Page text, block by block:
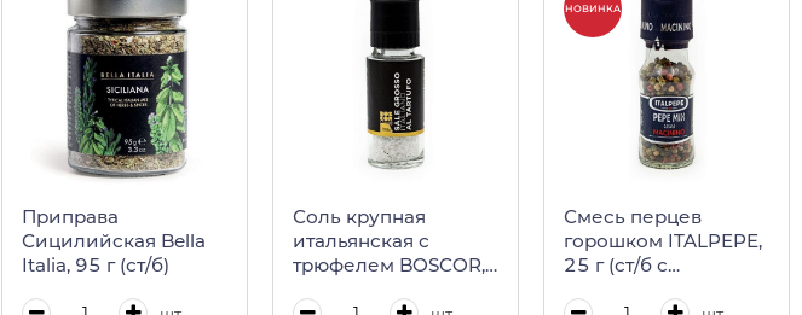
Приправа
Сицилийская Bella
Italia, 95 г (ст/б)
Соль крупная
итальянская с
трюфелем BOSCOR,
НОВИНКА
Смесь перцев
горошком ITALPEPE,
25 г (ст/б с